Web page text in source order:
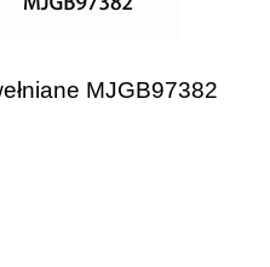
MJGB97382